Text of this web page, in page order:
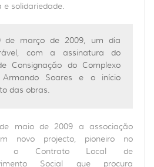
e solidariedade.
de março de 2009, um dia
com a assinatura do
Consignação do Complexo
Armando Soares e o início
das obras.
maio de 2009 a associação
novo projecto, pioneiro no
o Contrato Local de
Social que procura